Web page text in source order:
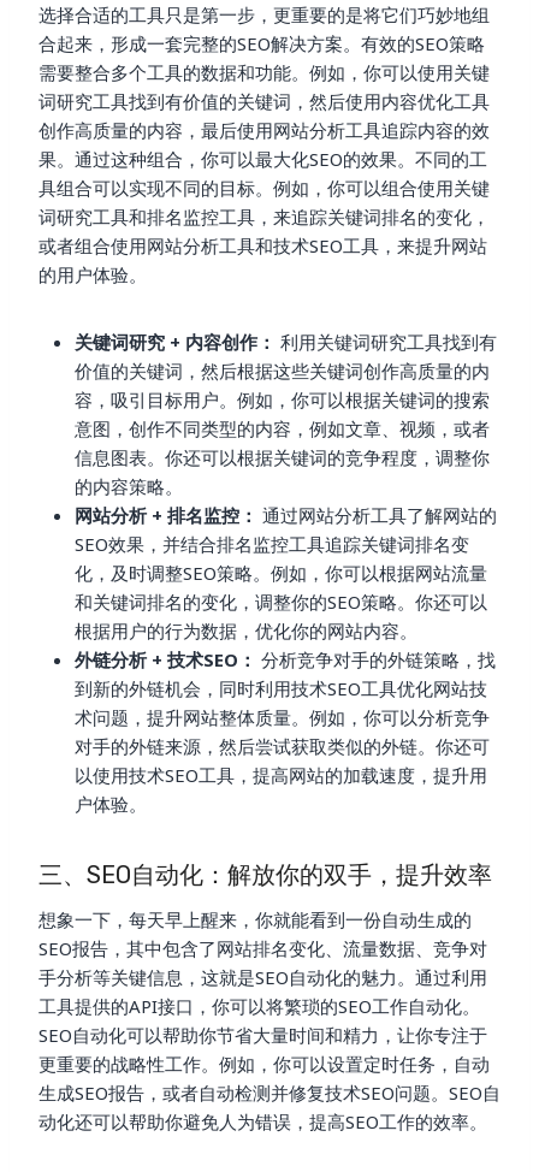
选择合适的工具只是第一步，更重要的是将它们巧妙地组
合起来，形成一套完整的SEO解决方案。有效的SEO策略
需要整合多个工具的数据和功能。例如，你可以使用关键
词研究工具找到有价值的关键词，然后使用内容优化工具
创作高质量的内容，最后使用网站分析工具追踪内容的效
果。通过这种组合，你可以最大化SEO的效果。不同的工
具组合可以实现不同的目标。例如，你可以组合使用关键
词研究工具和排名监控工具，来追踪关键词排名的变化，
或者组合使用网站分析工具和技术SEO工具，来提升网站
的用户体验。
关键词研究 + 内容创作： 利用关键词研究工具找到有
价值的关键词，然后根据这些关键词创作高质量的内
容，吸引目标用户。例如，你可以根据关键词的搜索
意图，创作不同类型的内容，例如文章、视频，或者
信息图表。你还可以根据关键词的竞争程度，调整你
的内容策略。
网站分析 + 排名监控： 通过网站分析工具了解网站的
SEO效果，并结合排名监控工具追踪关键词排名变
化，及时调整SEO策略。例如，你可以根据网站流量
和关键词排名的变化，调整你的SEO策略。你还可以
根据用户的行为数据，优化你的网站内容。
外链分析 + 技术SEO： 分析竞争对手的外链策略，找
到新的外链机会，同时利用技术SEO工具优化网站技
术问题，提升网站整体质量。例如，你可以分析竞争
对手的外链来源，然后尝试获取类似的外链。你还可
以使用技术SEO工具，提高网站的加载速度，提升用
户体验。
三、SEO自动化：解放你的双手，提升效率
想象一下，每天早上醒来，你就能看到一份自动生成的
SEO报告，其中包含了网站排名变化、流量数据、竞争对
手分析等关键信息，这就是SEO自动化的魅力。通过利用
工具提供的API接口，你可以将繁琐的SEO工作自动化。
SEO自动化可以帮助你节省大量时间和精力，让你专注于
更重要的战略性工作。例如，你可以设置定时任务，自动
生成SEO报告，或者自动检测并修复技术SEO问题。SEO自
动化还可以帮助你避免人为错误，提高SEO工作的效率。